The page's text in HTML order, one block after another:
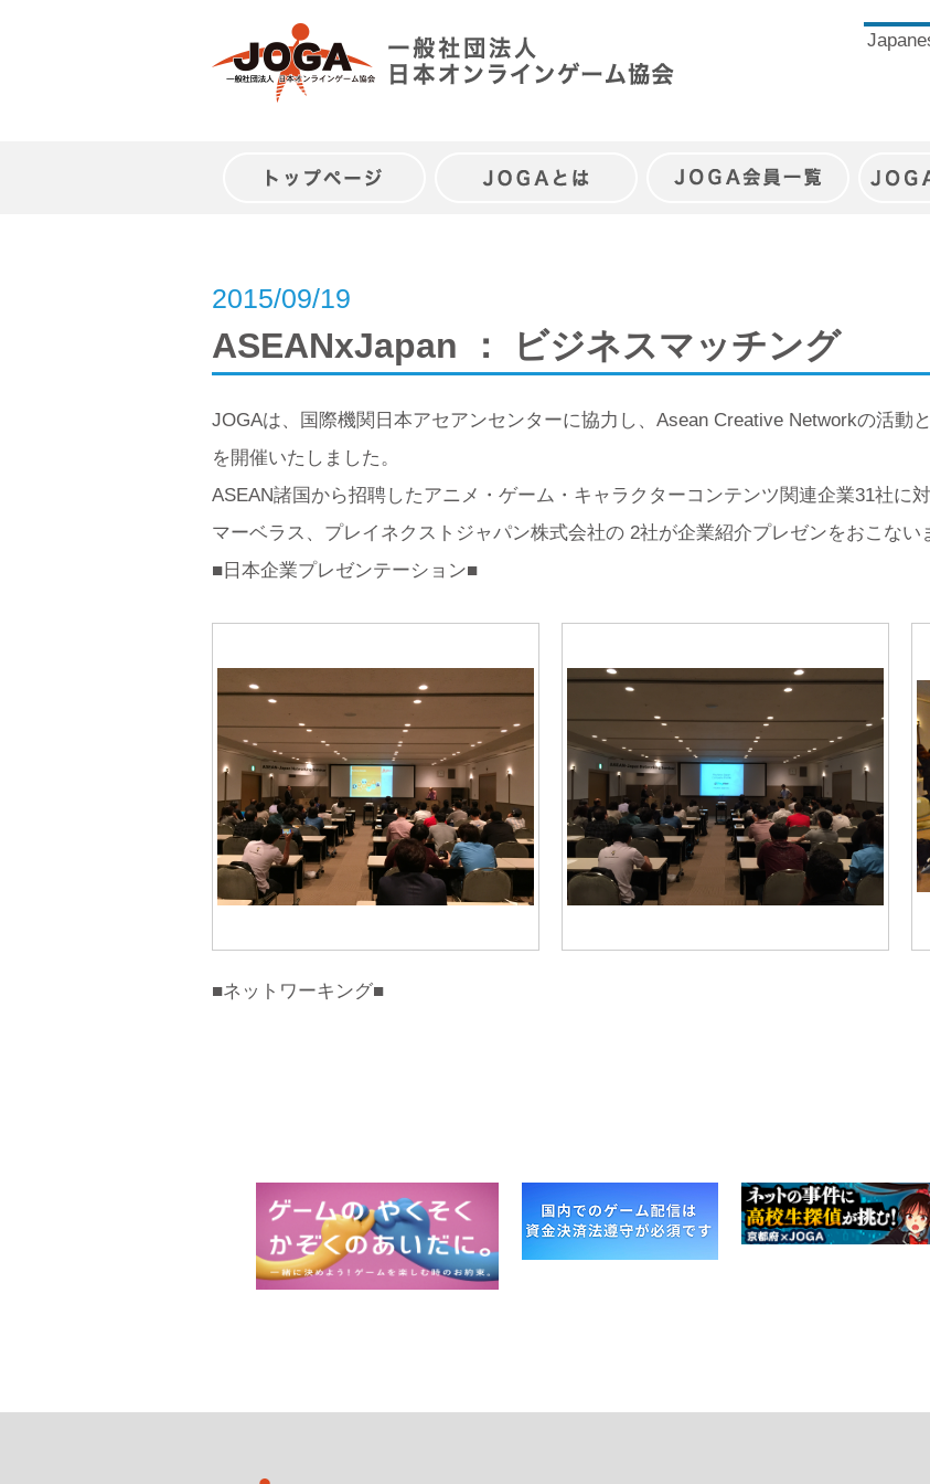
トップページ JOGAとは JOGA会員一覧
2015/09/19
ASEANxJapan ： ビジネスマッチング
JOGAは、国際機関日本アセアンセンターに協力し、Asean Creative Networkの活動
を開催いたしました。
ASEAN諸国から招聘したアニメ・ゲーム・キャラクターコンテンツ関連企業31社に
マーベラス、プレイネクストジャパン株式会社の 2社が企業紹介プレゼンをおこない
■日本企業プレゼンテーション■
■ネットワーキング■